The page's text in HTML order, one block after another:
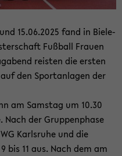
15.06.2025 fand in Bie­le­
Fuß­ball Frau­en
reis­ten die ers­ten
den Sport­an­la­gen der
am Sams­tag um 10.30
Nach der Grup­pen­pha­se
Karls­ru­he und die
bis 11 aus. Nach dem am